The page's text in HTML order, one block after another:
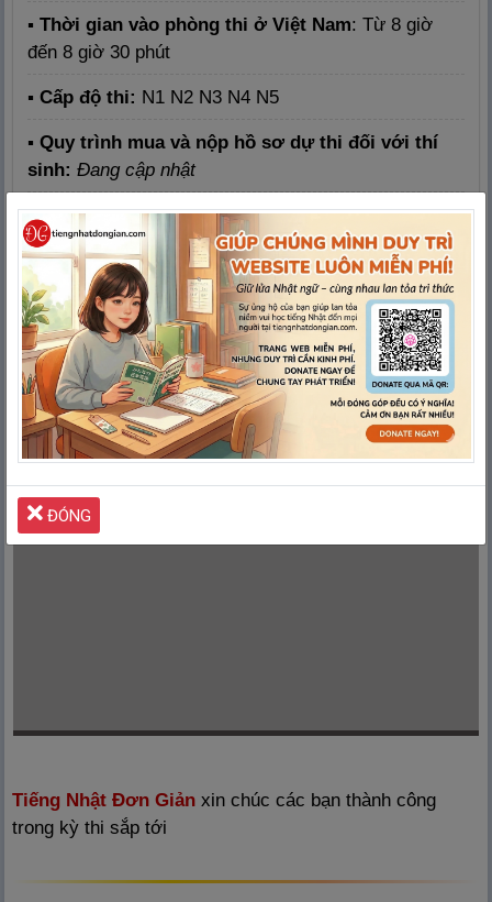
▪ Thời gian vào phòng thi ở Việt Nam: Từ 8 giờ
đến 8 giờ 30 phút
▪ Cấp độ thi: N1 N2 N3 N4 N5
▪ Quy trình mua và nộp hồ sơ dự thi đối với thí
sinh: Đang cập nhật
▪Thông tin liên hệ:
Hotline: 0768531073
Thời gian liên hệ: Sáng từ 8h30 đến 11h30, Chiều
từ 14h00 đến 17h00, Thứ 2 đến Thứ 6 hằng tuần
Quảng cáo giúp Tiếng Nhật Đơn Giản duy trì Website LUÔN MIỄN PHÍ
Xin lỗi
vì đã làm phiền mọi người!
Tiếng Nhật Đơn Giản xin chúc các bạn thành công
trong kỳ thi sắp tới
ĐÓNG